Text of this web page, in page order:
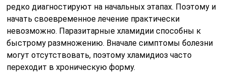
редко диагностируют на начальных этапах. Поэтому и
начать своевременное лечение практически
невозможно. Паразитарные хламидии способны к
быстрому размножению. Вначале симптомы болезни
могут отсутствовать, поэтому хламидиоз часто
переходит в хроническую форму.